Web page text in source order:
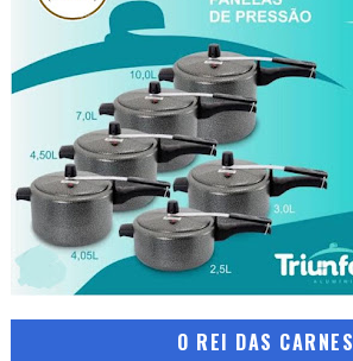
O REI DAS CARNES